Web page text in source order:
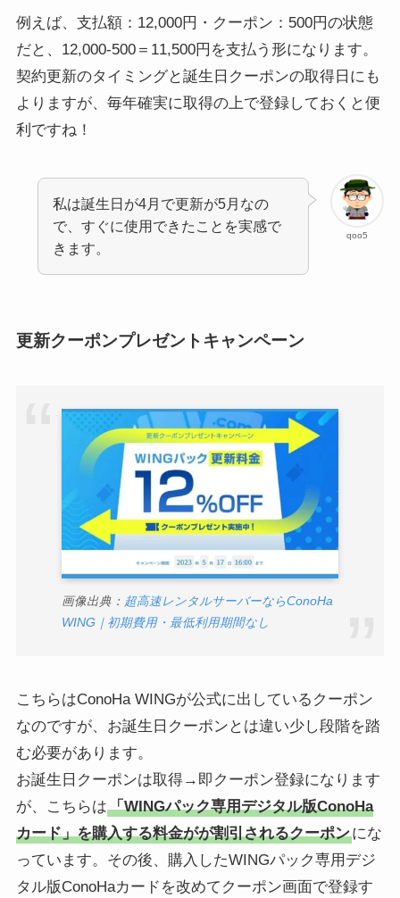
例えば、支払額：12,000円・クーポン：500円の状態
だと、12,000-500＝11,500円を支払う形になります。
契約更新のタイミングと誕生日クーポンの取得日にも
よりますが、毎年確実に取得の上で登録しておくと便
利ですね！
qoo5
私は誕生日が4月で更新が5月なの
で、すぐに使用できたことを実感で
きます。
更新クーポンプレゼントキャンペーン
画像出典： 超高速レンタルサーバーならConoHa
WING｜初期費用・最低利用期間なし
こちらはConoHa WINGが公式に出しているクーポン
なのですが、お誕生日クーポンとは違い少し段階を踏
む必要があります。
お誕生日クーポンは取得→即クーポン登録になります
が、こちらは「WINGパック専用デジタル版ConoHa
カード」を購入する料金がが割引されるクーポンにな
っています。その後、購入したWINGパック専用デジ
タル版ConoHaカードを改めてクーポン画面で登録す